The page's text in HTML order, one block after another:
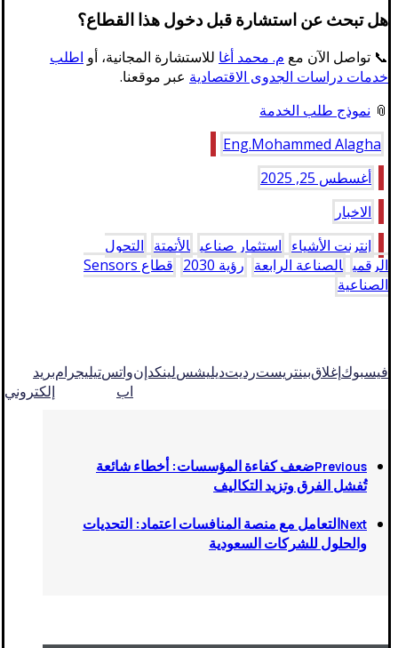
هل تبحث عن استشارة قبل دخول هذا القطاع؟
📞 تواصل الآن مع م. محمد أغا للاستشارة المجانية، أو اطلب
خدمات دراسات الجدوى الاقتصادية عبر موقعنا.
📎 نموذج طلب الخدمة
Eng.Mohammed Alagha
أغسطس 25, 2025
الاخبار
إنترنت الأشياء استثمار صناعي الأتمتة التحول
الرقمي الصناعة الرابعة رؤية 2030
قطاع Sensors
الصناعية
فيسبوكإغلاقبينتريسترديتديليشسلينكدإنواتس
اب
تيليجرامبريد
إلكتروني
Previousضعف كفاءة المؤسسات: أخطاء شائعة
تُفشل الفرق وتزيد التكاليف
Nextالتعامل مع منصة المنافسات اعتماد: التحديات
والحلول للشركات السعودية